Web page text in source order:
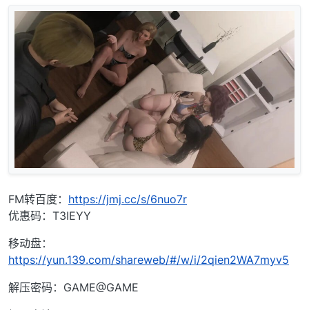
FM转百度： https://jmj.cc/s/6nuo7r
优惠码：T3IEYY
移动盘：
https://yun.139.com/shareweb/#/w/i/2qien2WA7myv5
解压密码：GAME@GAME